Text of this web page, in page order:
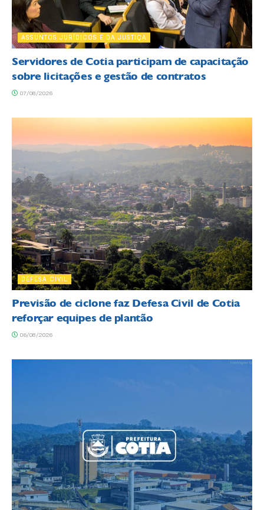
ASSUNTOS JURÍDICOS E DA JUSTIÇA
Servidores de Cotia participam de capacitação
sobre licitações e gestão de contratos
07/08/2026
DEFESA CIVIL
Previsão de ciclone faz Defesa Civil de Cotia
reforçar equipes de plantão
06/08/2026